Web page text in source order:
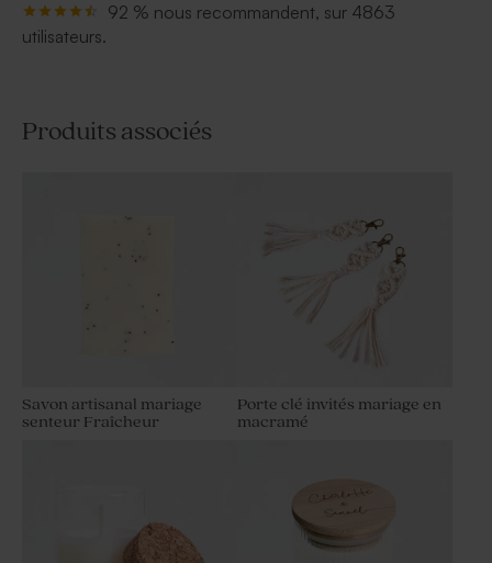
92 % nous recommandent, sur 4863
utilisateurs.
Produits associés
Savon artisanal mariage
senteur Fraîcheur
Porte clé invités mariage en
macramé